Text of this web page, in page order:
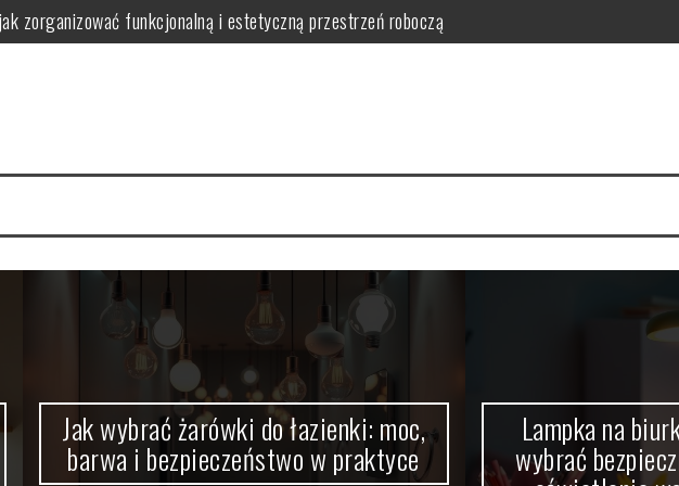
zorganizować funkcjonalną i estetyczną przestrzeń roboczą
i ergonomiczne oświetlenie wspierające naukę
bezpieczeństwo, wygodę i estetykę w praktyce
Jak wybrać żarówki do łazienki: moc,
barwa i bezpieczeństwo w praktyce
Lampka na
wybrać